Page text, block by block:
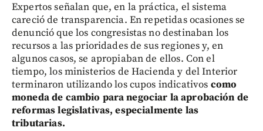
Expertos señalan que, en la práctica, el sistema
careció de transparencia. En repetidas ocasiones se
denunció que los congresistas no destinaban los
recursos a las prioridades de sus regiones y, en
algunos casos, se apropiaban de ellos. Con el
tiempo, los ministerios de Hacienda y del Interior
terminaron utilizando los cupos indicativos como
moneda de cambio para negociar la aprobación de
reformas legislativas, especialmente las
tributarias.